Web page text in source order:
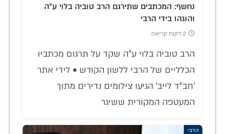
נחשף: המכתבים שתירגם הרב טוביה בלוי ע"ה
והוגהו בידי הרבי
2 דקות קריאה
הרב טוביה בלוי ע"ה שקד על תרגום מכתביו
הכלליים של הרבי ללשון הקודש • לידי אתר
'חב"ד לייב' הגיעו צילומים נדירים מתוך
המעטפה המקורית ששיגר
הרבי